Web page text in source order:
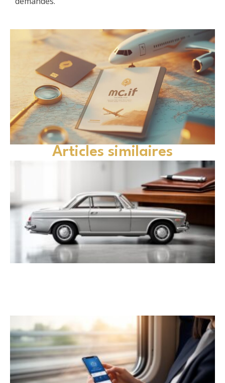
Articles similaires